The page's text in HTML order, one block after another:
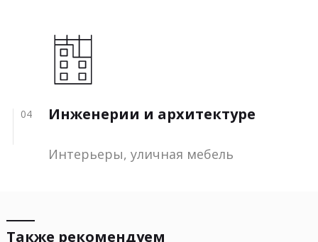
04 Инженерии и архитектуре
Интерьеры, уличная мебель
Также рекомендуем